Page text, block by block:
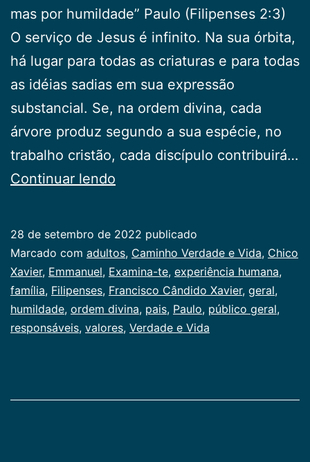
mas por humildade” Paulo (Filipenses 2:3)
O serviço de Jesus é infinito. Na sua órbita,
há lugar para todas as criaturas e para todas
as idéias sadias em sua expressão
substancial. Se, na ordem divina, cada
árvore produz segundo a sua espécie, no
trabalho cristão, cada discípulo contribuirá…
Continuar lendo
28 de setembro de 2022 publicado
Categorizado
como
Publicogeral
Marcado com adultos, Caminho Verdade e Vida, Chico
Xavier, Emmanuel, Examina-te, experiência humana,
família, Filipenses, Francisco Cândido Xavier, geral,
humildade, ordem divina, pais, Paulo, público geral,
responsáveis, valores, Verdade e Vida